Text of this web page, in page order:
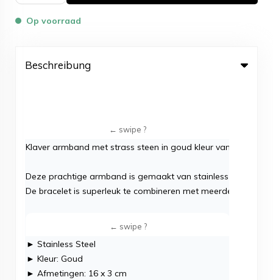
Op voorraad
Beschreibung
Klaver armband met strass steen in goud kleur van stainless
Deze prachtige armband is gemaakt van stainless steel in
De bracelet is superleuk te combineren met meerdere
► Stainless Steel
► Kleur: Goud
► Afmetingen: 16 x 3 cm